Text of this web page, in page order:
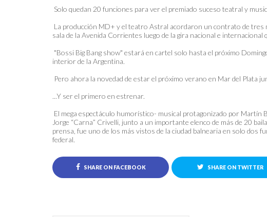
Solo quedan 20 funciones para ver el premiado suceso teatral y
La producción MD+ y el teatro Astral acordaron un contrato de tres
sala de la Avenida Corrientes luego de la gira nacional e
"Bossi Big Bang show" estará en cartel solo hasta el próximo
interior de la Argentina.
Pero ahora la novedad de estar el próximo verano en Mar del Plata
...Y ser el primero en estrenar.
El mega espectáculo humorístico- musical protagonizado por Martín
Jorge “Carna” Crivelli, junto a un importante elenco de más de 20
prensa, fue uno de los más vistos de la ciudad balnearia en solo dos
federal.
SHARE ON FACEBOOK SHARE ON TWITTER